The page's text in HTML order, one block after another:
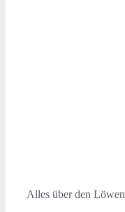
Alles über den Löwen